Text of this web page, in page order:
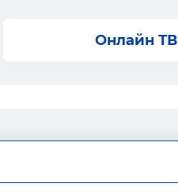
Онлайн ТВ